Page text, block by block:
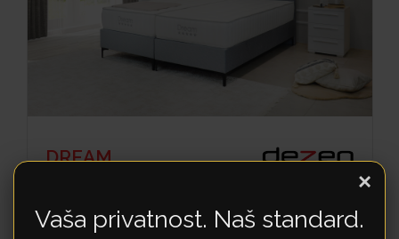
DREAM
×
Vaša privatnost. Naš standard.